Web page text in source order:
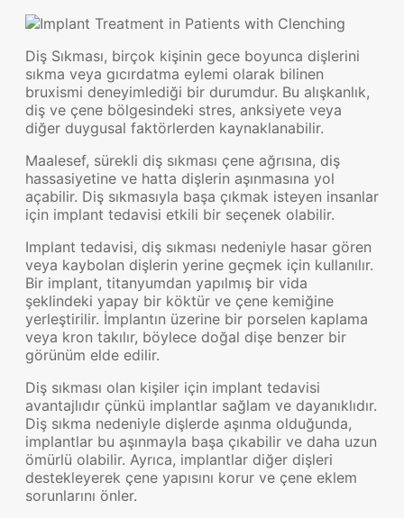
Diş Sıkması, birçok kişinin gece boyunca dişlerini
sıkma veya gıcırdatma eylemi olarak bilinen
bruxismi deneyimlediği bir durumdur. Bu alışkanlık,
diş ve çene bölgesindeki stres, anksiyete veya
diğer duygusal faktörlerden kaynaklanabilir.
Maalesef, sürekli diş sıkması çene ağrısına, diş
hassasiyetine ve hatta dişlerin aşınmasına yol
açabilir. Diş sıkmasıyla başa çıkmak isteyen insanlar
için implant tedavisi etkili bir seçenek olabilir.
Implant tedavisi, diş sıkması nedeniyle hasar gören
veya kaybolan dişlerin yerine geçmek için kullanılır.
Bir implant, titanyumdan yapılmış bir vida
şeklindeki yapay bir köktür ve çene kemiğine
yerleştirilir. İmplantın üzerine bir porselen kaplama
veya kron takılır, böylece doğal dişe benzer bir
görünüm elde edilir.
Diş sıkması olan kişiler için implant tedavisi
avantajlıdır çünkü implantlar sağlam ve dayanıklıdır.
Diş sıkma nedeniyle dişlerde aşınma olduğunda,
implantlar bu aşınmayla başa çıkabilir ve daha uzun
ömürlü olabilir. Ayrıca, implantlar diğer dişleri
destekleyerek çene yapısını korur ve çene eklem
sorunlarını önler.